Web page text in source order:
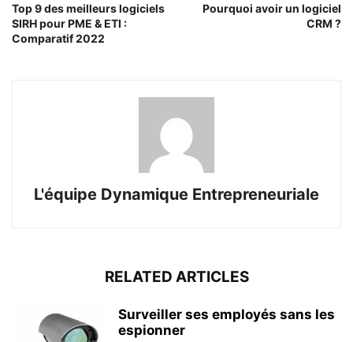
Top 9 des meilleurs logiciels
SIRH pour PME & ETI :
Comparatif 2022
Pourquoi avoir un logiciel
CRM ?
L'équipe Dynamique Entrepreneuriale
RELATED ARTICLES
Surveiller ses employés sans les
espionner